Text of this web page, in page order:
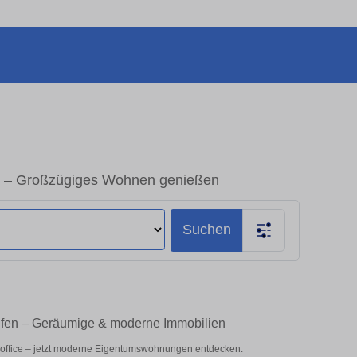
Großzügiges Wohnen genießen
Suchen
– Geräumige & moderne Immobilien
– jetzt moderne Eigentumswohnungen entdecken.